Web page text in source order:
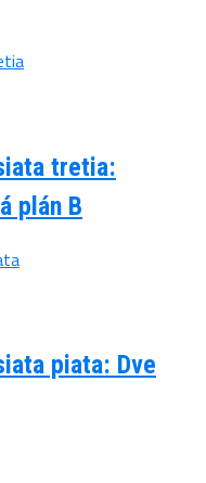
tretia:
plán B
piata: Dve